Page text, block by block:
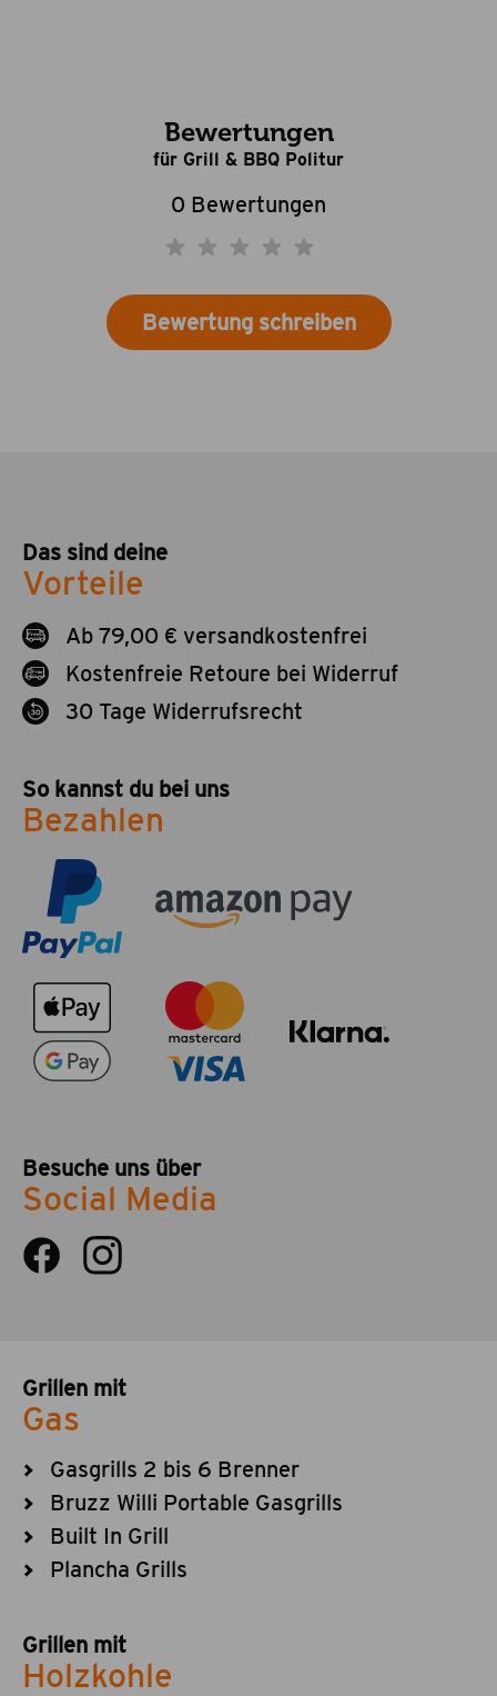
Bewertungen
für Grill & BBQ Politur
0 Bewertungen
Bewertung schreiben
Das sind deine
Vorteile
Ab 79,00 € versandkostenfrei
Kostenfreie Retoure bei Widerruf
30 Tage Widerrufsrecht
So kannst du bei uns
Bezahlen
Besuche uns über
Social Media
Grillen mit
Gas
Gasgrills 2 bis 6 Brenner
Bruzz Willi Portable Gasgrills
Built In Grill
Plancha Grills
Grillen mit
Holzkohle